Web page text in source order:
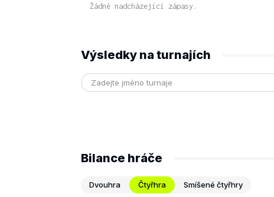
Žádné nadcházející zápasy.
Výsledky na turnajích
Bilance hráče
Dvouhra Čtyřhra Smíšené čtyřhry